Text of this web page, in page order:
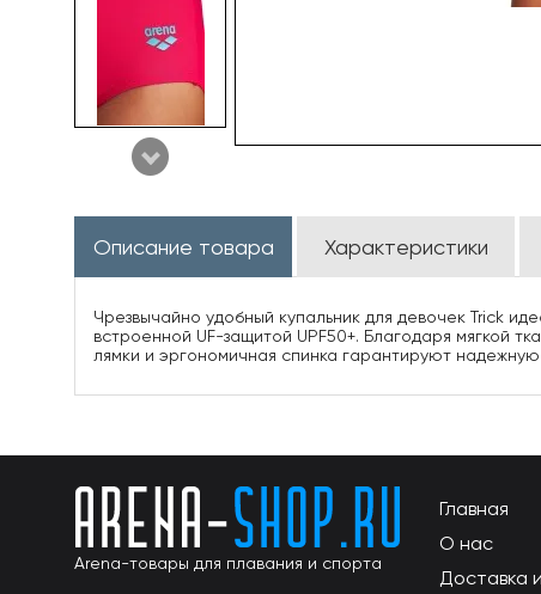
Описание товара Характеристики
Чрезвычайно удобный купальник для девочек Trick
встроенной UF-защитой UPF50+. Благодаря мягкой
лямки и эргономичная спинка гарантируют
Arena-товары для плавания и спорта
Главная
О нас
Доставка